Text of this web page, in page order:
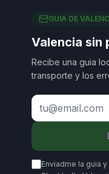
GUIA DE
Valencia sin
Recibe una guia
transporte y los
Enviadme la guia